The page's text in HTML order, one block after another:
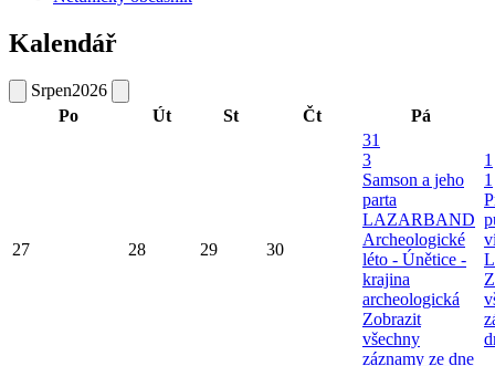
Kalendář
Srpen2026
Po
Út St Čt Pá
27 28 29 30
31
3
Samson a jeho
parta
LAZARBAND
Archeologické
léto - Únětice -
krajina
archeologická
Zobrazit
všechny
záznamy ze dne
1
1